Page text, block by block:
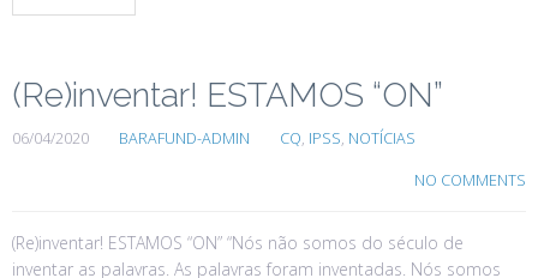
(Re)inventar! ESTAMOS “ON”
06/04/2020 BARAFUND-ADMIN CQ, IPSS, NOTÍCIAS
NO COMMENTS
(Re)inventar! ESTAMOS “ON” “Nós não somos do século de
inventar as palavras. As palavras foram inventadas. Nós somos